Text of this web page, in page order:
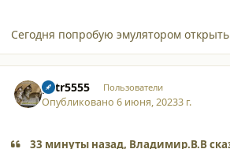
Сегодня попробую эмулятором открыть
petr5555 Пользователи
Опубликовано6 июня, 20233 г.
33 минуты назад, Владимир.В.В